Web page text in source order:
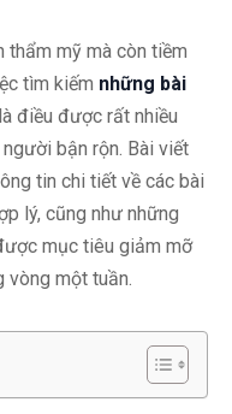
thẩm mỹ mà còn tiềm
tìm kiếm những bài
là điều được rất nhiều
bận rộn. Bài viết
tin chi tiết về các bài
lý, cũng như những
mục tiêu giảm mỡ
vòng một tuần.